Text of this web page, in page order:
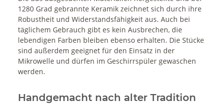
1280 Grad gebrannte Keramik zeichnet sich durch ihre
Robustheit und Widerstandsfähigkeit aus. Auch bei
täglichem Gebrauch gibt es kein Ausbrechen, die
lebendigen Farben bleiben ebenso erhalten. Die Stücke
sind außerdem geeignet für den Einsatz in der
Mikrowelle und dürfen im Geschirrspüler gewaschen
werden.
Handgemacht nach alter Tradition